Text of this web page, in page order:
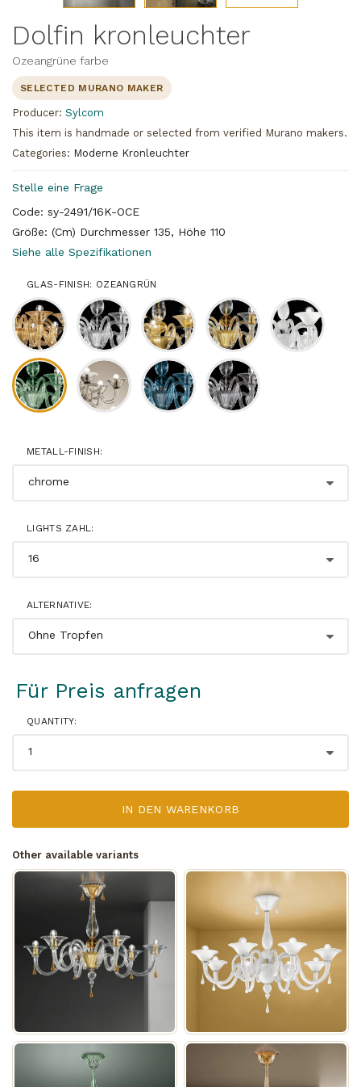
Dolfin kronleuchter
Ozeangrüne farbe
SELECTED MURANO MAKER
Producer: Sylcom
This item is handmade or selected from verified Murano makers.
Categories: Moderne Kronleuchter
Stelle eine Frage
Code: sy-2491/16K-OCE
Größe: (Cm) Durchmesser 135, Höhe 110
Siehe alle Spezifikationen
GLAS-FINISH: OZEANGRÜN
METALL-FINISH:
LIGHTS ZAHL:
ALTERNATIVE:
Für Preis anfragen
QUANTITY:
IN DEN WARENKORB
Other available variants